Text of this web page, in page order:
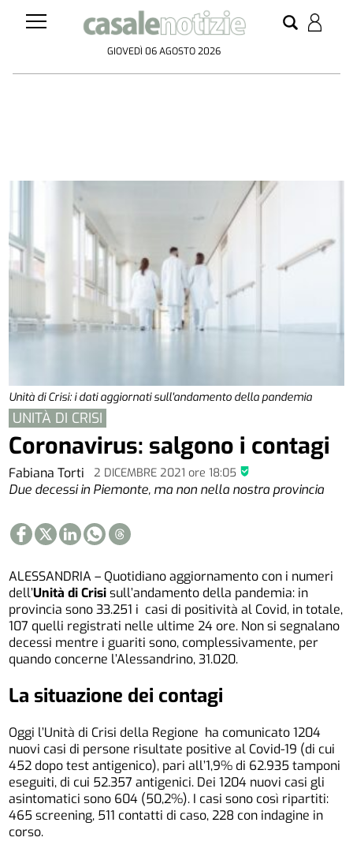
GIOVEDÌ 06 AGOSTO 2026
Unità di Crisi: i dati aggiornati sull'andamento della pandemia
Fabiana Torti 2 DICEMBRE 2021ore 18:05
UNITÀ DI CRISI
Coronavirus: salgono i contagi
Due decessi in Piemonte, ma non nella nostra provincia
ALESSANDRIA – Quotidiano aggiornamento con i numeri
dell’Unità di Crisisull’andamento della pandemia: in
provincia sono 33.251 i casi di positività al Covid, in totale,
107 quelli registrati nelle ultime 24 ore. Non si segnalano
decessi mentre i guariti sono, complessivamente, per
quando concerne l’Alessandrino, 31.020.
La situazione dei contagi
Oggi l’Unità di Crisi della Regione ha comunicato 1204
nuovi casi di persone risultate positive al Covid-19 (di cui
452 dopo test antigenico), pari all’1,9% di 62.935 tamponi
eseguiti, di cui 52.357 antigenici. Dei 1204 nuovi casi gli
asintomatici sono 604 (50,2%). I casi sono così ripartiti:
465 screening, 511 contatti di caso, 228 con indagine in
corso.